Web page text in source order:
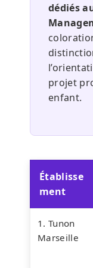
dédiés
projet
enfant.
Établisse
ment
1. Tunon
Marseille